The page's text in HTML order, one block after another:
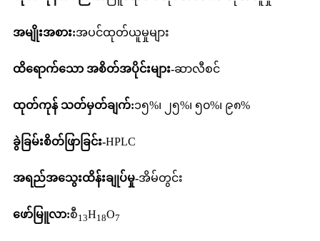
အမျိုးအစား:အပင်ထုတ်ယူမှုများ
ထိရောက်သော အစိတ်အပိုင်းများ-ဆာလီစင်
ထုတ်ကုန် သတ်မှတ်ချက်:၁၅%၊ ၂၅%၊ ၅၀%၊ ၉၈%
ခွဲခြမ်းစိတ်ဖြာခြင်း-HPLC
အရည်အသွေးထိန်းချုပ်မှု-အိမ်တွင်း
ဖော်မြူလာ:စီ13H18O7